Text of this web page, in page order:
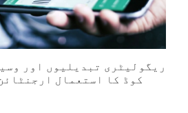
ریگولیٹری تبدیلیوں اور